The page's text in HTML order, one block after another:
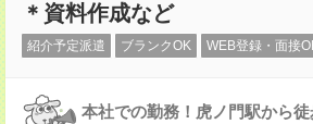
＊資料作成など
紹介予定派遣 ブランクOK WEB登録・面接
本社での勤務！虎ノ門駅から